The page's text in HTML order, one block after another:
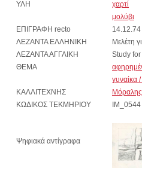
ΥΛΗ
χαρτί
μολύβι
ΕΠΙΓΡΑΦΗ recto
14.12.74
ΛΕΖΑΝΤΑ ΕΛΛΗΝΙΚΗ
Μελέτη
ΛΕΖΑΝΤΑ ΑΓΓΛΙΚΗ
Study
ΘΕΜΑ
γυναίκα /
ΚΑΛΛΙΤΕΧΝΗΣ
Μόραλης
ΚΩΔΙΚΟΣ ΤΕΚΜΗΡΙΟΥ
IM_0544
Ψηφιακά αντίγραφα